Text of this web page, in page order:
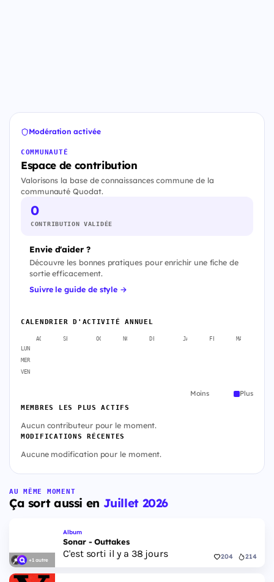
Modération activée
COMMUNAUTÉ
Espace de contribution
Valorisons la base de connaissances commune de la
communauté Quodat.
0
CONTRIBUTION VALIDÉE
Envie d'aider ?
Découvre les bonnes pratiques pour enrichir une fiche de
sortie efficacement.
Suivre le guide de style →
CALENDRIER D'ACTIVITÉ ANNUEL
AOÛT SEPT. OCT. NOV. DÉC. JANV. FÉVR. MARS
LUN
MER
VEN
Moins Plus
MEMBRES LES PLUS ACTIFS
Aucun contributeur pour le moment.
MODIFICATIONS RÉCENTES
Aucune modification pour le moment.
AU MÊME MOMENT
Ça sort aussi en Juillet 2026
+1 autre
Album
Sonar - Outtakes
C'est sorti il y a 38 jours 204 214